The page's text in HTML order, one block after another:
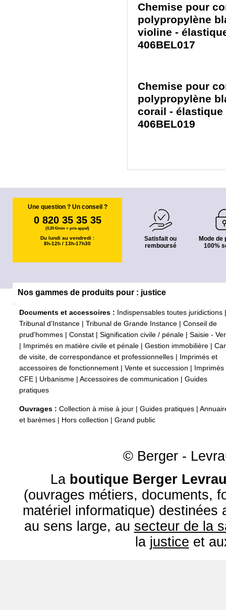
Chemise pour
polypropylène
violine -
406BEL017
Chemise pour
polypropylène
corail -
406BEL019
Une question ? Un conseil ?
0 820 35 35 35
(0,20 €/min + prix appel)
Du lundi au vendredi :
8h-12h / 13h-17h30
Satisfait ou
remboursé
Mode de
100%
Nos gammes de produits pour : justice
Documents et accessoires : Indispensables toutes juridictions
Tribunal d'Instance
Tribunal de Grande Instance
Conseil de
prud'hommes
Constat Signification civile / pénale
Saisie -
Imprimés en matière civile et pénale Gestion immobilière
de visite, de correspondance et professionnelles
Imprimés et
accessoires de fonctionnement
Vente et succession
Imprimés
CFE
Urbanisme Accessoires de communication
Guides
pratiques
Ouvrages : Collection à mise à jour Guides pratiques
et barèmes
Hors collection Grand public
© Berger -
La boutique Berger
(ouvrages métiers, documents,
matériel informatique) destinées
au sens large, au secteur de la
la justice et